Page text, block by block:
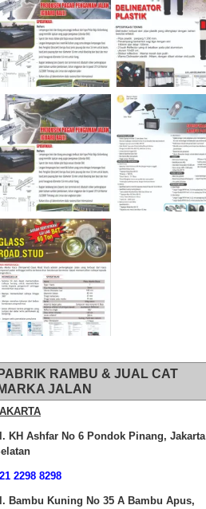
PABRIK RAMBU & JUAL CAT
MARKA JALAN
KH Ashfar No 6 Pondok Pinang, Jakarta
2298 8298
Bambu Kuning No 35 A Bambu Apus,